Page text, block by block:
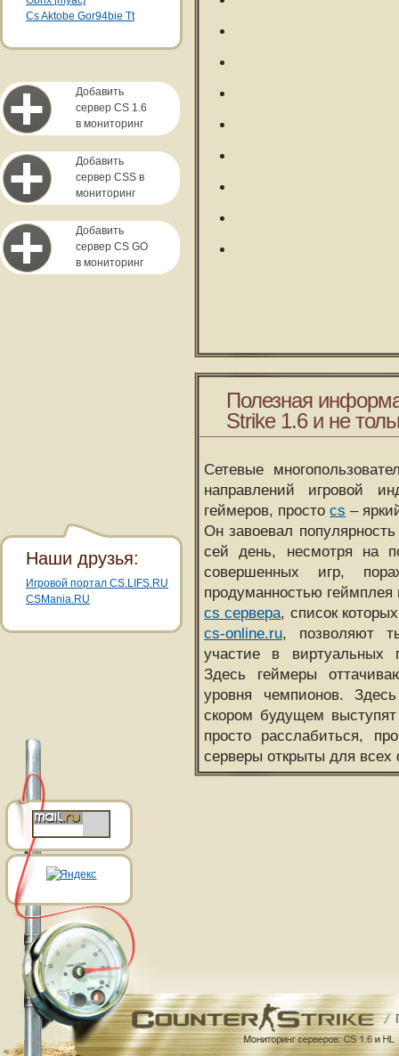
Cs Aktobe Gor94bie Tt
Добавить
сервер CS 1.6
в мониторинг
Добавить
сервер CSS в
мониторинг
Добавить
сервер CS GO
в мониторинг
Полезная
Strike 1.6 и не
Сетевые
направлений игровой
геймеров, простоcs –
Он завоевал
сей день, несмотря на
совершенных игр,
продуманностью
cs сервера, список
cs-online.ru, позволяют
участие в виртуальных
Здесь геймеры
уровня чемпионов.
скором будущем
просто расслабиться,
серверы открыты для всех
Наши друзья:
Игровой портал CS.LIFS.RU
CSMania.RU